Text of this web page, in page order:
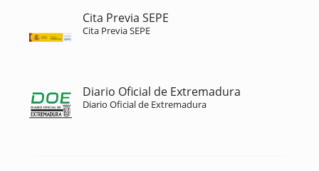
Cita Previa SEPE
Cita Previa SEPE
Diario Oficial de Extremadura
Diario Oficial de Extremadura